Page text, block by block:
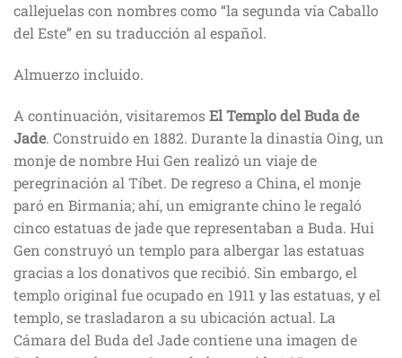
callejuelas con nombres como “la segunda vía Caballo
del Este” en su traducción al español.
Almuerzo incluido.
A continuación, visitaremosEl Templo del Buda de
Jade. Construido en 1882. Durante la dinastía Oing, un
monje de nombre Hui Gen realizó un viaje de
peregrinación al Tíbet. De regreso a China, el monje
paró en Birmania; ahí, un emigrante chino le regaló
cinco estatuas de jade que representaban a Buda. Hui
Gen construyó un templo para albergar las estatuas
gracias a los donativos que recibió. Sin embargo, el
templo original fue ocupado en 1911 y las estatuas, y el
templo, se trasladaron a su ubicación actual. La
Cámara del Buda del Jade contiene una imagen de